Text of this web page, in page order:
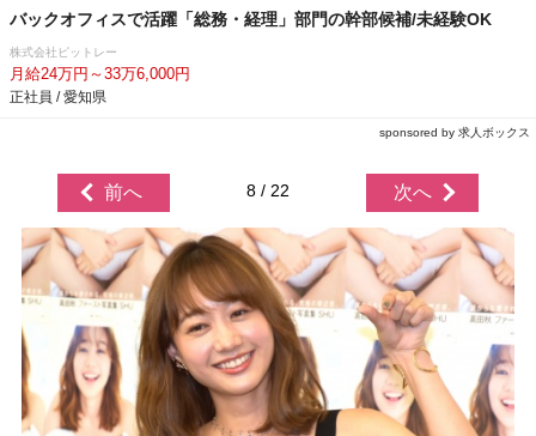
バックオフィスで活躍「総務・経理」部門の幹部候補/未経験OK
株式会社ピットレー
月給24万円～33万6,000円
正社員 / 愛知県
sponsored by 求人ボックス
前へ 8 / 22 次へ